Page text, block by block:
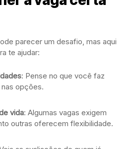
parecer um desafio, mas aqui
te ajudar:
: Pense no que você faz
opções.
vida: Algumas vagas exigem
outras oferecem flexibilidade.